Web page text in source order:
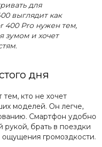
для
выглядит как
400 Pro нужен тем,
зумом и хочет
дня
кто не хочет
моделей. Он легче,
Смартфон удобно
рукой, брать в поездки
ощущения громоздкости.